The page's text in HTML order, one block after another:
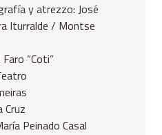
y atrezzo: José
Iturralde / Montse
“Coti”
Cruz
Peinado Casal